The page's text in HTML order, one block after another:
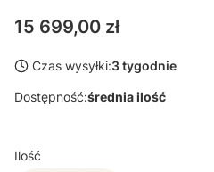
Cena
15 699,00 zł
Czas wysyłki:3 tygodnie
Dostępność:średnia ilość
Ilość